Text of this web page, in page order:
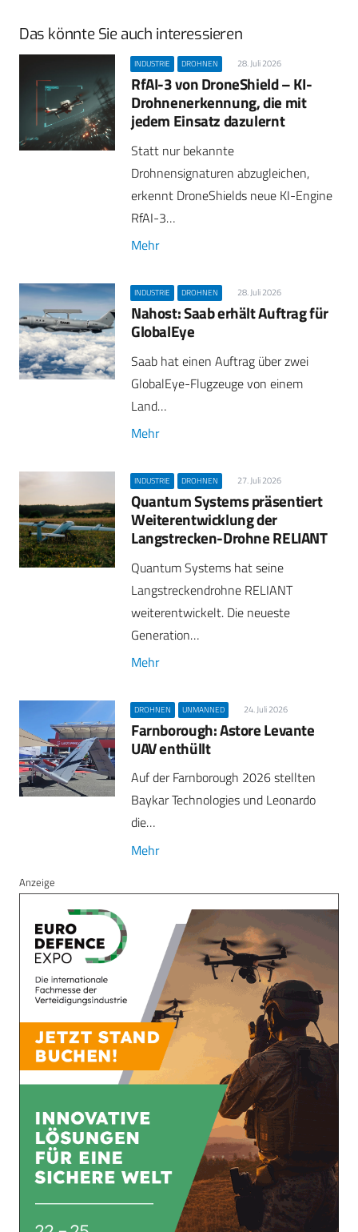
Das könnte Sie auch interessieren
INDUSTRIE DROHNEN 28. Juli 2026
RfAI-3 von DroneShield – KI-
Drohnenerkennung, die mit
jedem Einsatz dazulernt
Statt nur bekannte
Drohnensignaturen abzugleichen,
erkennt DroneShields neue KI-Engine
RfAI-3…
Mehr
INDUSTRIE DROHNEN 28. Juli 2026
Nahost: Saab erhält Auftrag für
GlobalEye
Saab hat einen Auftrag über zwei
GlobalEye-Flugzeuge von einem
Land…
Mehr
INDUSTRIE DROHNEN 27. Juli 2026
Quantum Systems präsentiert
Weiterentwicklung der
Langstrecken-Drohne RELIANT
Quantum Systems hat seine
Langstreckendrohne RELIANT
weiterentwickelt. Die neueste
Generation…
Mehr
DROHNEN UNMANNED 24. Juli 2026
Farnborough: Astore Levante
UAV enthüllt
Auf der Farnborough 2026 stellten
Baykar Technologies und Leonardo
die…
Mehr
Anzeige